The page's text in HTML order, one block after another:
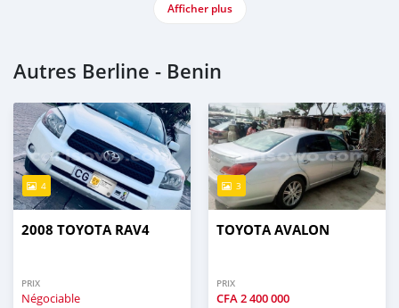
Afficher plus
Autres Berline - Benin
4
2008 TOYOTA RAV4
PRIX
Négociable
3
TOYOTA AVALON
PRIX
CFA2 400 000